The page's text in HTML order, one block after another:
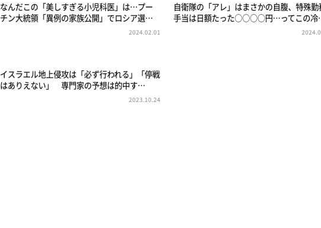
なんだこの「美しすぎる小児科医」は…プー
チン大統領「異例の家族公開」でロシア選…
2024.02.01
自衛隊の「アレ」はまさかの自腹、特殊勤
手当は日額たった○○○○円…ってこの
イスラエル地上侵攻は「必ず行われる」「停戦
はありえない」 専門家の予想は的中す…
2023.10.24